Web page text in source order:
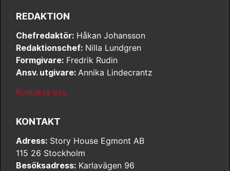
REDAKTION
Chefredaktör: Håkan Johansson
Redaktionschef: Nilla Lundgren
Formgivare: Fredrik Rudin
Ansv. utgivare: Annika Lindecrantz
Kontakta oss
KONTAKT
Adress: Story House Egmont AB
115 26 Stockholm
Besöksadress: Karlavägen 96